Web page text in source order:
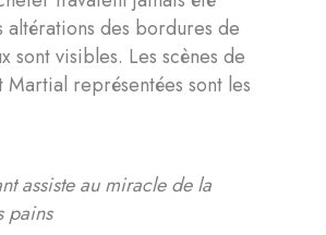
altérations des bordures de
sont visibles. Les scènes de
Martial représentées sont les
assiste au miracle de la
pains